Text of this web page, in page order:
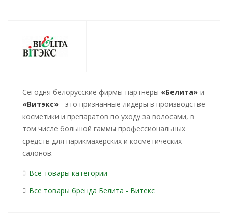
Cегодня белорусские фирмы-партнеры «Белита» и
«Витэкс» - это признанные лидеры в производстве
косметики и препаратов по уходу за волосами, в
том числе большой гаммы профессиональных
средств для парикмахерских и косметических
салонов.
Все товары категории
Все товары бренда Белита - Витекс